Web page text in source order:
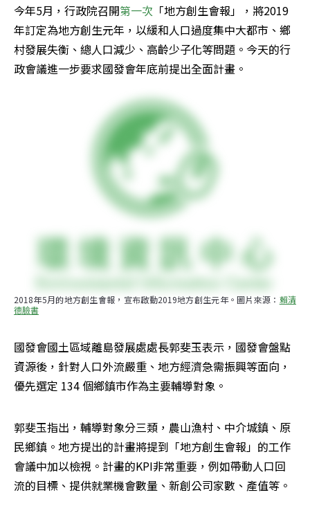
今年5月，行政院召開第一次 「地方創生會報」，將2019
年訂定為地方創生元年，以緩和人口過度集中大都市、鄉
村發展失衡、總人口減少、高齡少子化等問題。今天的行
政會議進一步要求國發會年底前提出全面計畫。
2018年5月的地方創生會報，宣布啟動2019地方創生元年。圖片來源： 賴清
德臉書
國發會國土區域離島發展處處長郭斐玉表示，國發會盤點
資源後，針對人口外流嚴重、地方經濟急需振興等面向，
優先選定 134 個鄉鎮市作為主要輔導對象。
郭斐玉指出，輔導對象分三類，農山漁村、中介城鎮、原
民鄉鎮。地方提出的計畫將提到「地方創生會報」的工作
會議中加以檢視。計畫的KPI非常重要，例如帶動人口回
流的目標、提供就業機會數量、新創公司家數、產值等。